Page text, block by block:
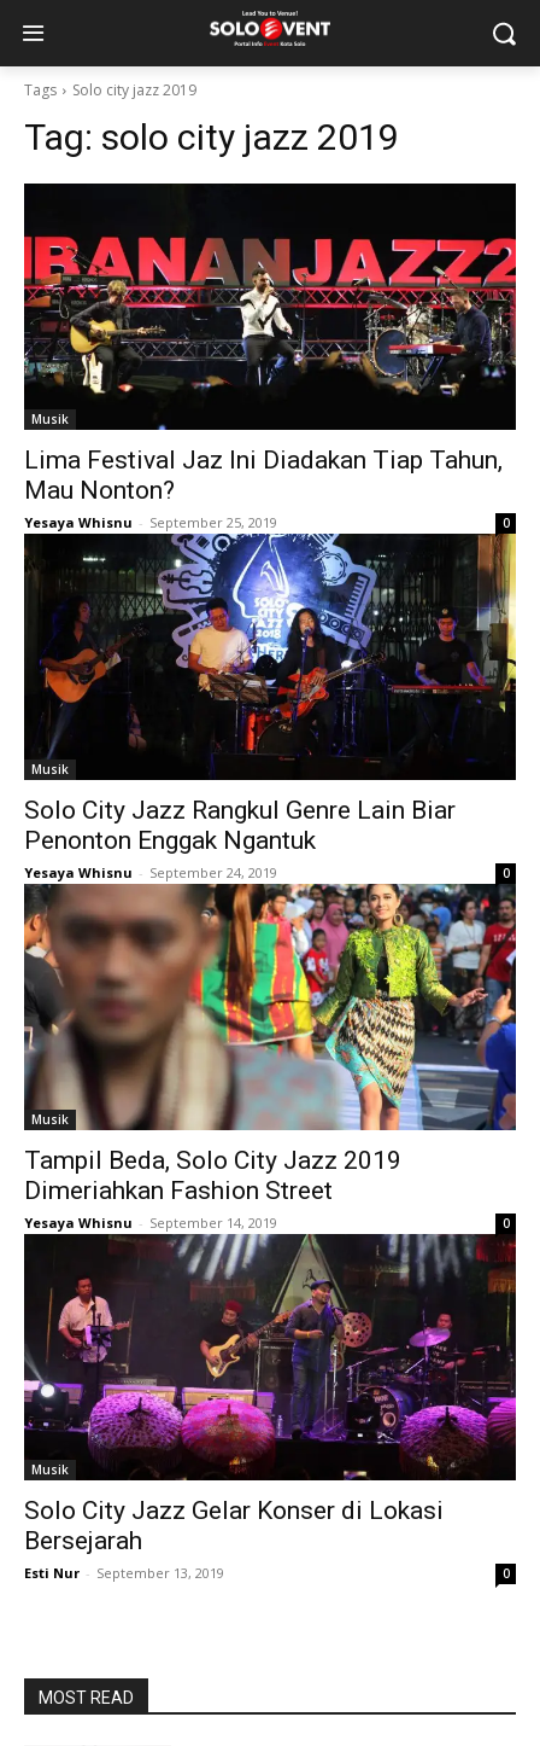
Tags Solo city jazz 2019
Tag: solo city jazz 2019
Musik
Lima Festival Jaz Ini Diadakan Tiap Tahun,
Mau Nonton?
Yesaya Whisnu - September 25, 2019 0
Musik
Solo City Jazz Rangkul Genre Lain Biar
Penonton Enggak Ngantuk
Yesaya Whisnu - September 24, 2019 0
Musik
Tampil Beda, Solo City Jazz 2019
Dimeriahkan Fashion Street
Yesaya Whisnu - September 14, 2019 0
Musik
Solo City Jazz Gelar Konser di Lokasi
Bersejarah
Esti Nur - September 13, 2019 0
MOST READ